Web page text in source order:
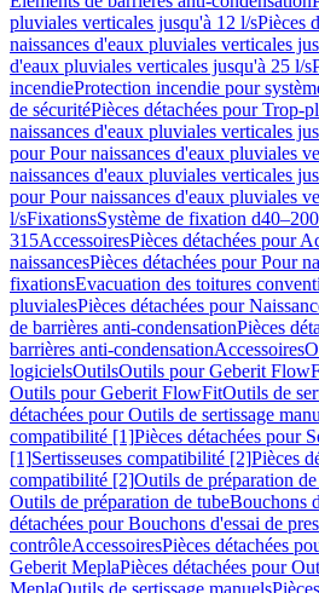
pluviales verticales jusqu'à 12 l/sPièces
naissances d'eaux pluviales verticales
d'eaux pluviales verticales jusqu'à 25 l/s
incendieProtection incendie pour
de sécuritéPièces détachées pour Trop-
naissances d'eaux pluviales verticales
pour Pour naissances d'eaux pluviales
naissances d'eaux pluviales verticales
pour Pour naissances d'eaux pluviales
l/sFixationsSystème de fixation d40–200
315AccessoiresPièces détachées pour
naissancesPièces détachées pour Pour
fixationsEvacuation des toitures
pluvialesPièces détachées pour
de barrières anti-condensationPièces
barrières anti-condensationAccessoires
logicielsOutilsOutils pour Geberit
Outils pour Geberit FlowFitOutils de
détachées pour Outils de sertissage
compatibilité [1]Pièces détachées pour
[1]Sertisseuses compatibilité [2]Pièces
compatibilité [2]Outils de préparation
Outils de préparation de tubeBouchons
détachées pour Bouchons d'essai de
contrôleAccessoiresPièces détachées
Geberit MeplaPièces détachées pour
MeplaOutils de sertissage manuels